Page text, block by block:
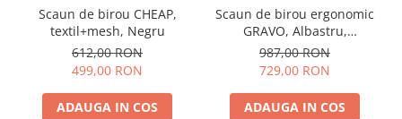
Scaun de birou CHEAP,
textil+mesh, Negru
612,00 RON
499,00 RON
ADAUGA IN COS
Scaun de birou ergonomic
GRAVO, Albastru,
Mesh/Textil
987,00 RON
729,00 RON
ADAUGA IN COS